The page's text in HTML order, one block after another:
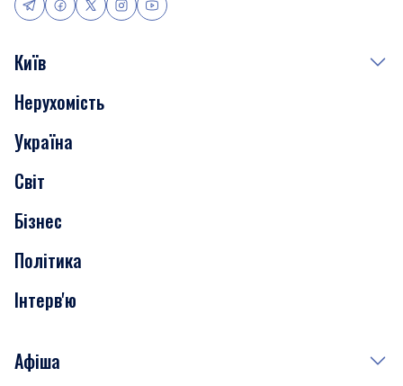
Київ
Події
Скандали
Нерухомість
Транспорт
Нерухомість
Україна
Світ
Бізнес
Політика
Інтерв'ю
Афіша